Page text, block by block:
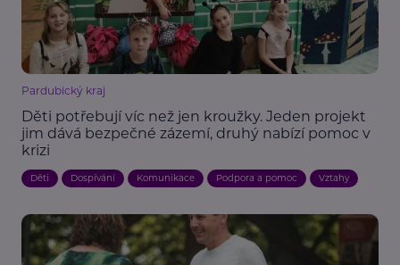
Pardubický kraj
Děti potřebují víc než jen kroužky. Jeden projekt
jim dává bezpečné zázemí, druhý nabízí pomoc v
krizi
Děti Dospívání Komunikace Podpora a pomoc Vztahy